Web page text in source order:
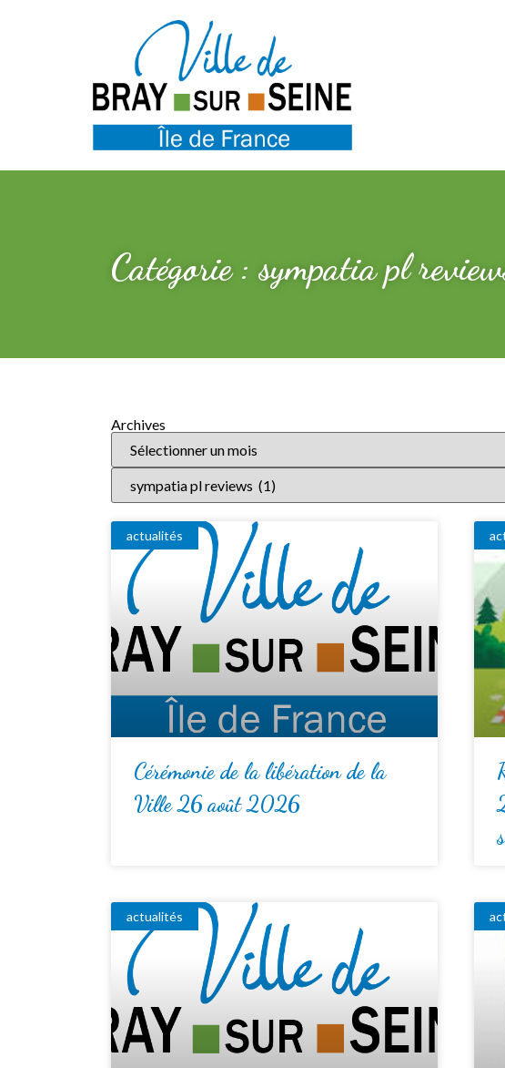
Catégorie : sympatia pl
Archives
actualités
Cérémonie de la libération de la
Ville 26 août 2026
actualités